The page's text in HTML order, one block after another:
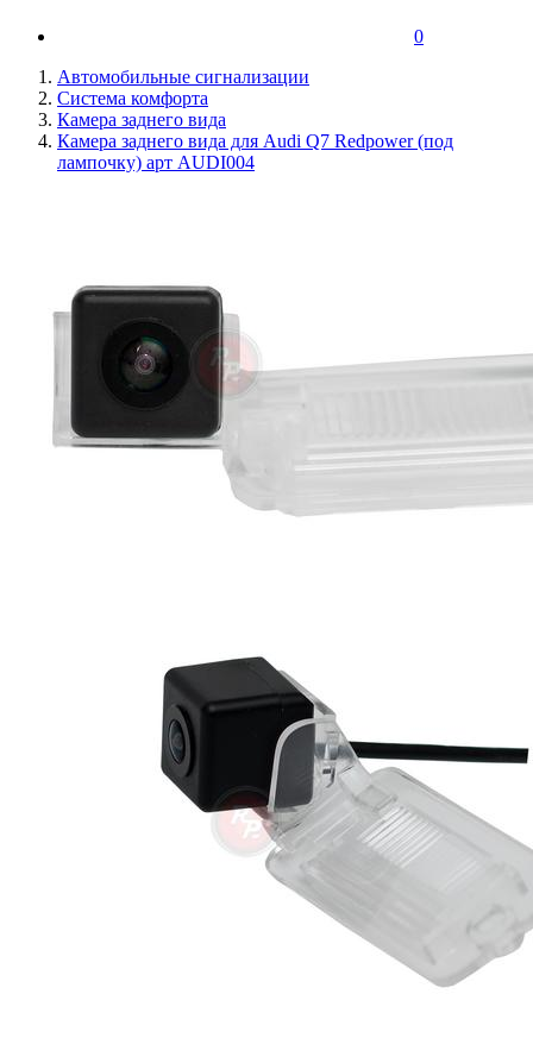
0
Автомобильные сигнализации
Система комфорта
Камера заднего вида
Камера заднего вида для Audi Q7 Redpower (под
лампочку) арт AUDI004